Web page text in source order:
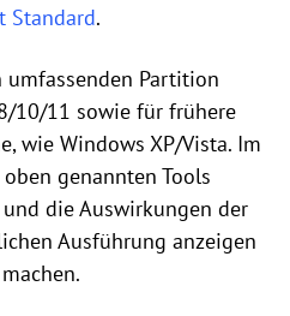
Standard.
Partition
10/11 sowie für frühere
wie Windows XP/Vista. Im
genannten Tools
die Auswirkungen der
Ausführung anzeigen